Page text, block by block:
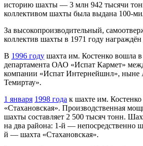
историю шахты — 3 млн 942 тысячи
коллективом шахты была выдана 100-
За высокопроизводительный,
коллектив шахты в 1971 году
В 1996 году шахта им. Костенко вошла в
департамента ОАО «Испат Кармет»
компании «Испат Интернейшнл»,
Темиртау».
1 января 1998 года к шахте им.
«Стахановская». Производственная
шахты составляет 2 500 тысяч тонн.
на два района: 1-й — непосредственно
й — шахта «Стахановская».